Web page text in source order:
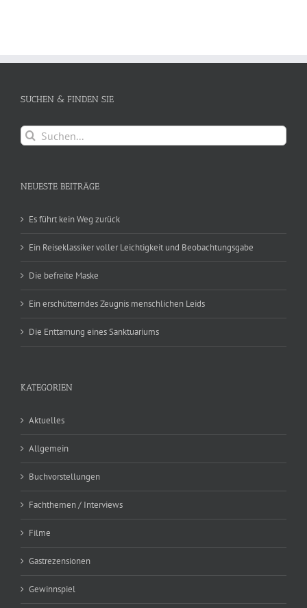
SUCHEN & FINDEN SIE
Suche
nach:
NEUESTE BEITRÄGE
Es führt kein Weg zurück
Ein Reiseklassiker voller Leichtigkeit und Beobachtungsgabe
Die befreite Maske
Ein erschütterndes Zeugnis menschlichen Leids
Die Enttarnung eines Sanktuariums
KATEGORIEN
Aktuelles
Allgemein
Buchvorstellungen
Fachthemen / Interviews
Filme
Gastrezensionen
Gewinnspiel